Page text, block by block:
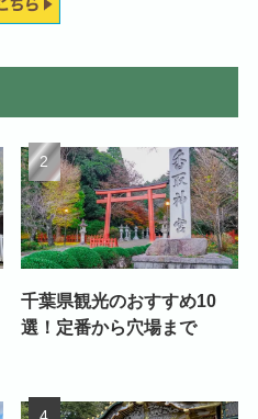
千葉県観光のおすすめ10
選！定番から穴場まで